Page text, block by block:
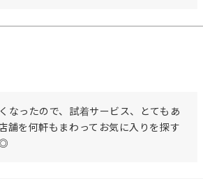
なったので、試着サービス、とてもあ
舗を何軒もまわってお気に入りを探す
◎